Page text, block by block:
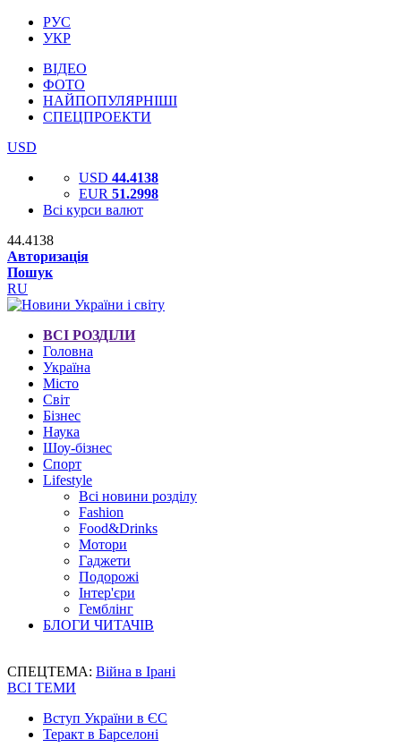
РУС
УКР
ВІДЕО
ФОТО
НАЙПОПУЛЯРНІШІ
СПЕЦПРОЕКТИ
USD
USD 44.4138
EUR 51.2998
Всі курси валют
44.4138
Авторизація
Пошук
RU
ВСІ РОЗДІЛИ
Головна
Україна
Місто
Світ
Бізнес
Наука
Шоу-бізнес
Спорт
Lifestyle
Всі новини розділу
Fashion
Food&Drinks
Мотори
Гаджети
Подорожі
Інтер'єри
Гемблінг
БЛОГИ ЧИТАЧІВ
СПЕЦТЕМА: Війна в Ірані
ВСІ ТЕМИ
Вступ України в ЄС
Теракт в Барселоні